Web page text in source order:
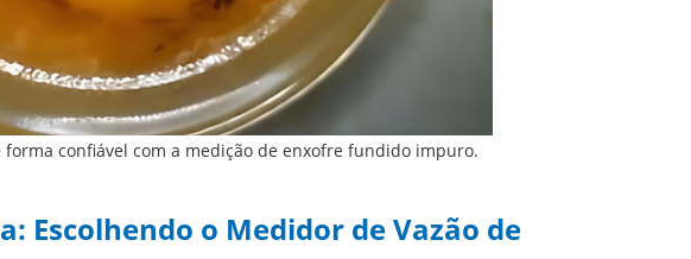
confiável com a medição de enxofre fundido impuro.
Escolhendo o Medidor de Vazão de